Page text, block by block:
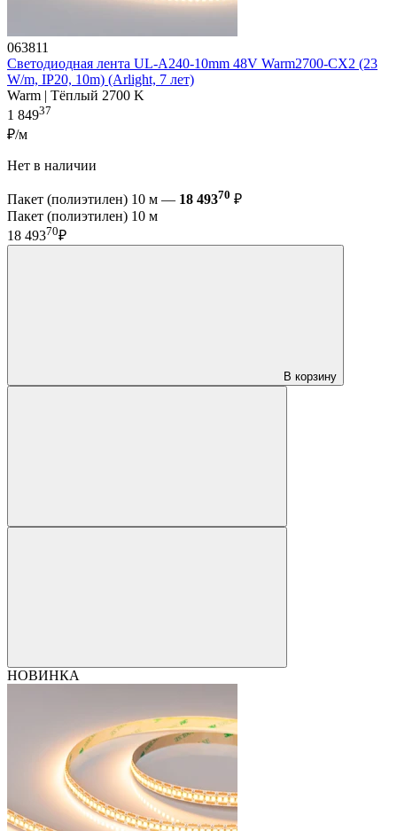
063811
Светодиодная лента UL-A240-10mm 48V Warm2700-CX2 (23
W/m, IP20, 10m) (Arlight, 7 лет)
Warm | Тёплый 2700 K
1 84937
₽/м
Нет в наличии
Пакет (полиэтилен) 10 м — 18 49370 ₽
Пакет (полиэтилен) 10 м
18 49370₽
В корзину
НОВИНКА